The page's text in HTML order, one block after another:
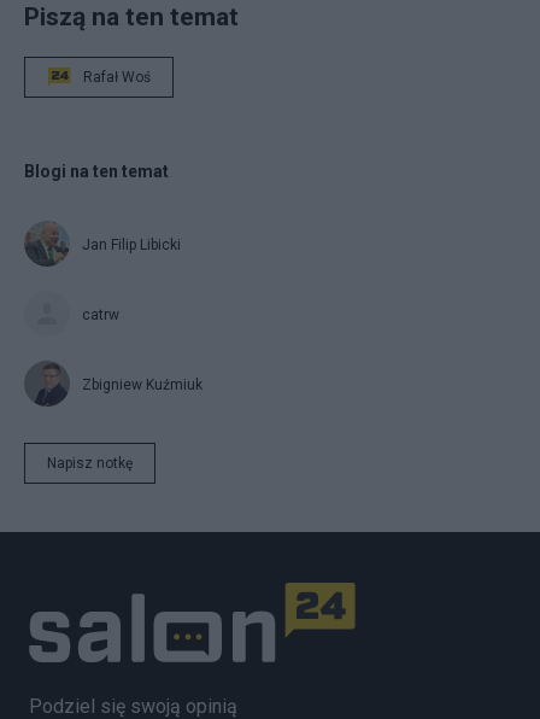
Piszą na ten temat
Rafał Woś
Blogi na ten temat
Jan Filip Libicki
catrw
Zbigniew Kuźmiuk
Napisz notkę
Podziel się swoją opinią